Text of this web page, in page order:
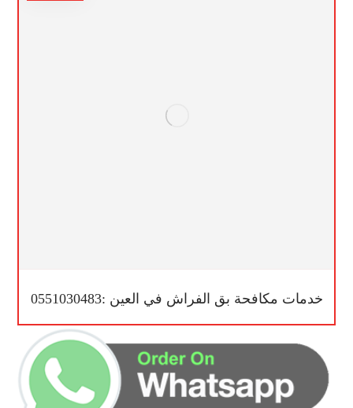
خدمات مكافحة بق الفراش في العين :0551030483